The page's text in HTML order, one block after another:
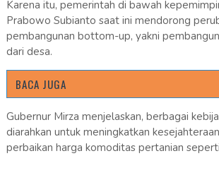
Karena itu, pemerintah di bawah
Prabowo Subianto saat ini mendorong
pembangunan bottom-up, yakni
dari desa.
BACA JUGA
Gubernur Mirza menjelaskan, berbagai
diarahkan untuk meningkatkan
perbaikan harga komoditas pertanian